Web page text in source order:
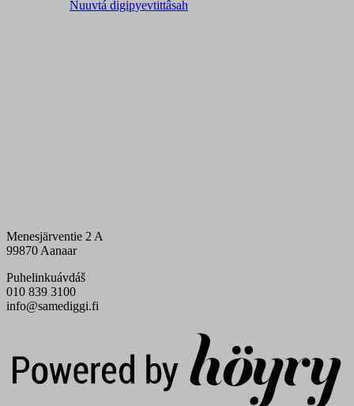
Nuuvtá digipyevtittâsah
Menesjärventie 2 A
99870 Aanaar
Puhelinkuávdáš
010 839 3100
info@samediggi.fi